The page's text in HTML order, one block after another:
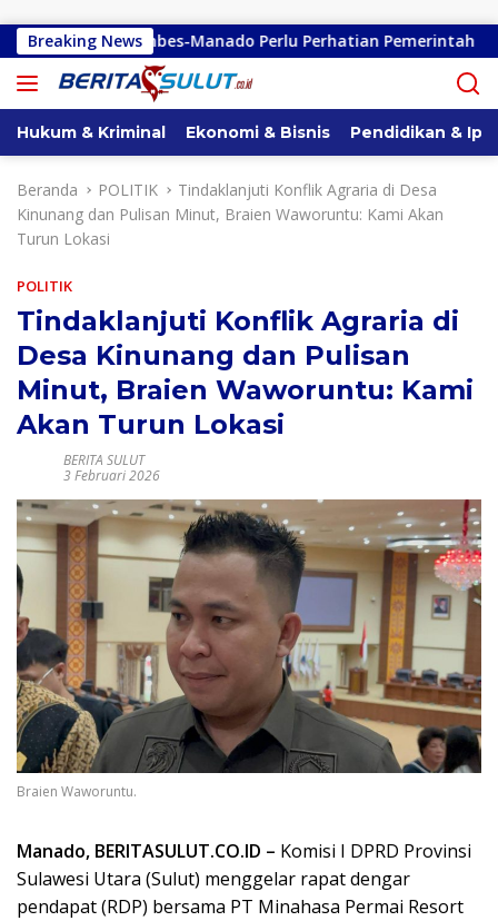
Breaking News
Kembes-Manado Perlu Perhatian Pemerintah
Hukum & Kriminal Ekonomi & Bisnis Pendidikan &
Beranda POLITIK
Tindaklanjuti Konflik Agraria di Desa
Kinunang dan Pulisan Minut, Braien Waworuntu: Kami Akan
Turun Lokasi
POLITIK
Tindaklanjuti Konflik Agraria di
Desa Kinunang dan Pulisan
Minut, Braien Waworuntu: Kami
Akan Turun Lokasi
BERITA SULUT
3 Februari 2026
Braien Waworuntu.
Manado, BERITASULUT.CO.ID – Komisi I DPRD Provinsi
Sulawesi Utara (Sulut) menggelar rapat dengar
pendapat (RDP) bersama PT Minahasa Permai Resort